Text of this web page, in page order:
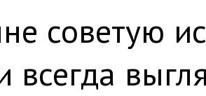
советую
всегда